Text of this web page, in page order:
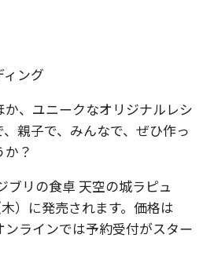
ング
、ユニークなオリジナルレシ
親子で、みんなで、ぜひ作っ
？
ブリの食卓 天空の城ラピュ
）に発売されます。価格は
ンラインでは予約受付がスター